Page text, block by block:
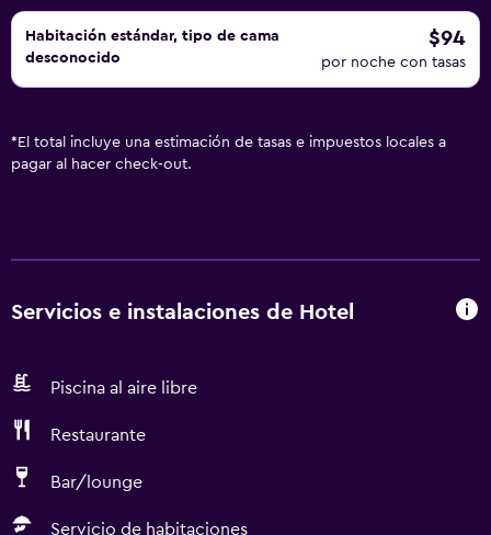
Habitación estándar, tipo de cama
desconocido
$94
por noche con tasas
* El total incluye una estimación de tasas e impuestos locales a
pagar al hacer check-out.
Servicios e instalaciones de Hotel
Piscina al aire libre
Restaurante
Bar/lounge
Servicio de habitaciones